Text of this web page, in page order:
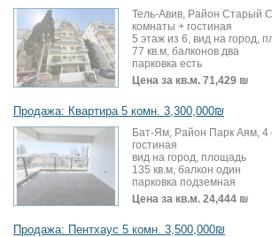
Тель-Авив, Район Старый
комнаты + гостиная
5 этаж из 6, вид на город,
77 кв.м, балконов два
парковка есть
Цена за кв.м. 71,429 ₪
Продажа: Квартира 5 комн. 3,300,000₪
Бат-Ям, Район Парк Аям, 4
гостиная
вид на город, площадь
135 кв.м, балкон один
парковка подземная
Цена за кв.м. 24,444 ₪
Продажа: Пентхаус 5 комн. 3,500,000₪